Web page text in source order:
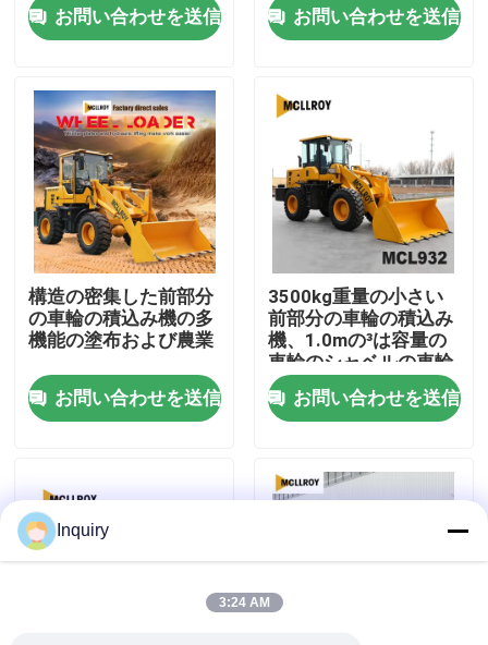
家
私達について
工場旅行
品質管理
ニュース
引用を要求しなさい
車輪の積込み機機械
お問い合わせを送信
お問い合わせを送信
構造の密集した前部分
の車輪の積込み機の多
機能の塗布および農業
お問い合わせを送信
3500kg重量の小さい
前部分の車輪の積込み
機、1.0mの³は容量の
車輪のシャベルの車輪
の積込み機をバケツで
くむお問い合わせを送信
Inquiry
3:24 AM